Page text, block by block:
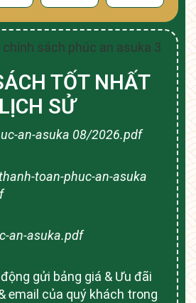
TỐT NHẤT
LỊCH SỬ
an-asuka 08/2026.pdf
toan-phuc-an-asuka
an-asuka.pdf
gửi bảng giá & Ưu đãi
email của quý khách trong